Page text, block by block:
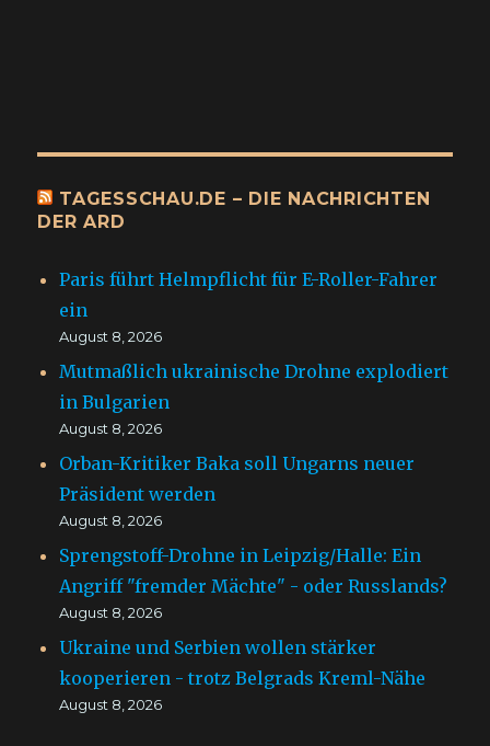
TAGESSCHAU.DE – DIE NACHRICHTEN
DER ARD
Paris führt Helmpflicht für E-Roller-Fahrer
ein
August 8, 2026
Mutmaßlich ukrainische Drohne explodiert
in Bulgarien
August 8, 2026
Orban-Kritiker Baka soll Ungarns neuer
Präsident werden
August 8, 2026
Sprengstoff-Drohne in Leipzig/Halle: Ein
Angriff "fremder Mächte" - oder Russlands?
August 8, 2026
Ukraine und Serbien wollen stärker
kooperieren - trotz Belgrads Kreml-Nähe
August 8, 2026